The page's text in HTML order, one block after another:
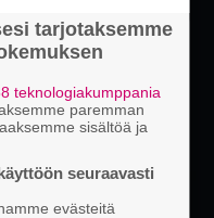
tarjotaksemme
teknologiakumppania
paremman
sisältöä ja
seuraavasti
evästeitä